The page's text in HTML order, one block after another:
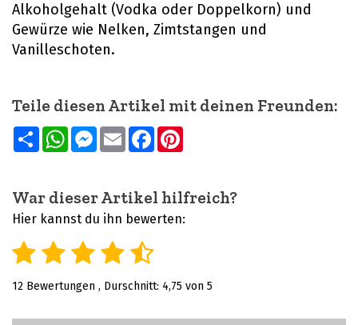
Alkoholgehalt (Vodka oder Doppelkorn) und
Gewürze wie Nelken, Zimtstangen und
Vanilleschoten.
Teile diesen Artikel mit deinen Freunden:
TeilenWhatsAppMessenger
Email Facebook
War dieser Artikel hilfreich?
Hier kannst du ihn bewerten:
12 Bewertungen , Durschnitt: 4,75 von 5